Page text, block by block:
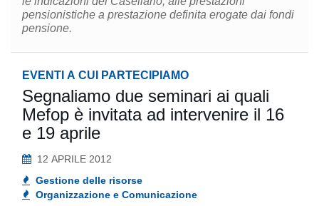
pensionistiche a prestazione definita erogate dai fondi
pensione.
EVENTI A CUI PARTECIPIAMO
Segnaliamo due seminari ai quali
Mefop è invitata ad intervenire il 16
e 19 aprile
12 APRILE 2012
Gestione delle risorse
Organizzazione e Comunicazione